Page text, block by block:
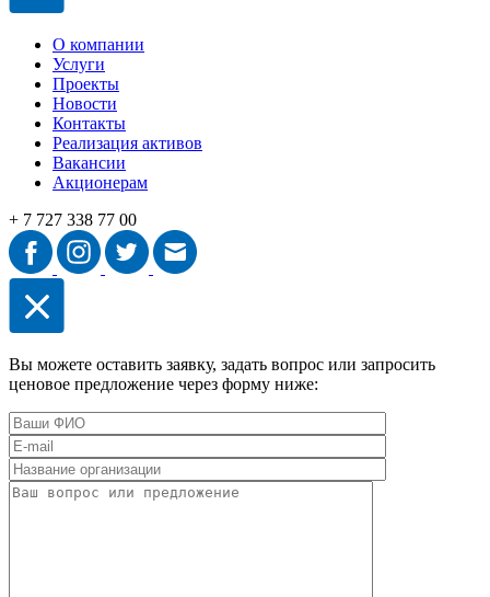
О компании
Услуги
Проекты
Новости
Контакты
Реализация активов
Вакансии
Акционерам
+ 7 727 338 77 00
Вы можете оставить заявку, задать вопрос или запросить
ценовое предложение через форму ниже: